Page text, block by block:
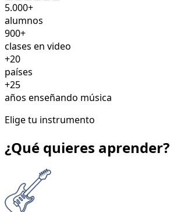
5.000+
alumnos
900+
clases en video
+20
países
+25
años enseñando música
Elige tu instrumento
¿Qué quieres aprender?